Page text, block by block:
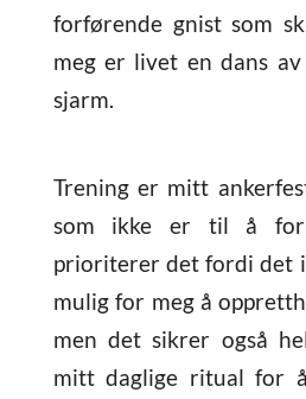
forførende gnist som
meg er livet en dans
sjarm.
Trening er mitt
som ikke er til å
prioriterer det fordi det
mulig for meg å
men det sikrer også
mitt daglige ritual for